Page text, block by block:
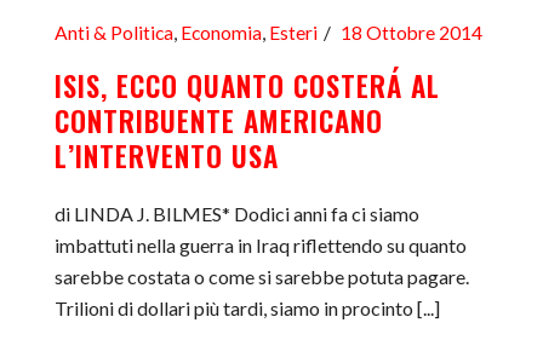
Anti & Politica, Economia, Esteri 18 Ottobre 2014
ISIS, ECCO QUANTO COSTERÁ AL
CONTRIBUENTE AMERICANO
L’INTERVENTO USA
di LINDA J. BILMES* Dodici anni fa ci siamo
imbattuti nella guerra in Iraq riflettendo su quanto
sarebbe costata o come si sarebbe potuta pagare.
Trilioni di dollari più tardi, siamo in procinto [...]